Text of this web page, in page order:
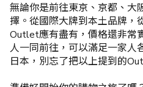
無論你是前往東京、京都、
擇。從國際大牌到本土品牌，
Outlet應有盡有，價格還非常
人一同前往，可以滿足一家人
日本，別忘了把以上提到的